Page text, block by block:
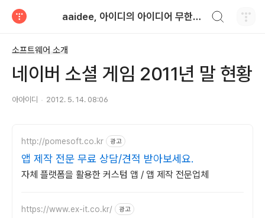
aaidee, 아이디의 아이디어 무한도전
소프트웨어 소개
네이버 소셜 게임 2011년 말 현황
아아이디 2012. 5. 14. 08:06
http://pomesoft.co.kr 광고
앱 제작 전문 무료 상담/견적 받아보세요.
자체 플랫폼을 활용한 커스텀 앱 / 앱 제작 전문업체
https://www.ex-it.co.kr/ 광고